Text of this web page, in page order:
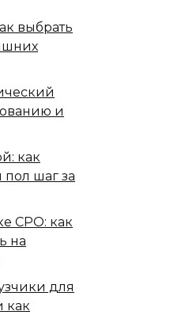
выбрать
и
как
пол шаг за
СРО: как
на
для
как